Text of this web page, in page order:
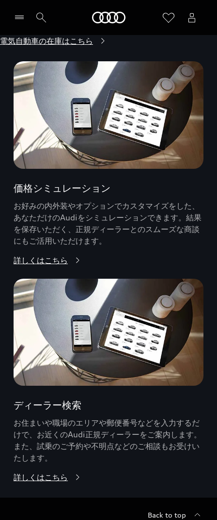
電気自動車の在庫はこちら
価格シミュレーション
お好みの内外装やオプションでカスタマイズをした、
あなただけのAudiをシミュレーションできます。結果
を保存いただく、正規ディーラーとのスムーズな商談
にもご活用いただけます。
詳しくはこちら
ディーラー検索
お住まいや職場のエリアや郵便番号などを入力するだ
けで、お近くのAudi正規ディーラーをご案内します。
また、試乗のご予約や不明点などのご相談もお受けい
たします。
詳しくはこちら
Back to top